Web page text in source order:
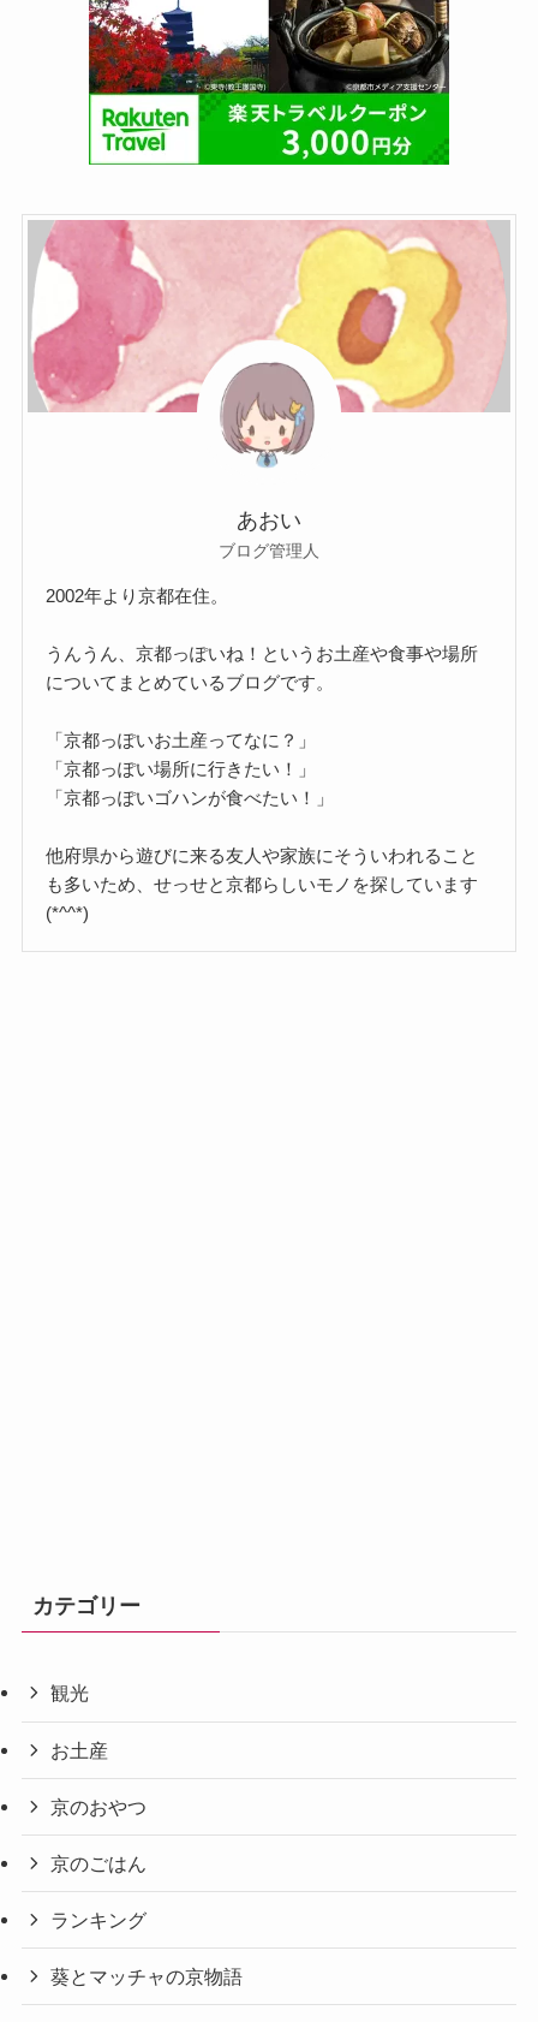
あおい
ブログ管理人
2002年より京都在住。
うんうん、京都っぽいね！というお土産や食事や場所
についてまとめているブログです。
「京都っぽいお土産ってなに？」
「京都っぽい場所に行きたい！」
「京都っぽいゴハンが食べたい！」
他府県から遊びに来る友人や家族にそういわれること
も多いため、せっせと京都らしいモノを探しています
(*^^*)
カテゴリー
観光
お土産
京のおやつ
京のごはん
ランキング
葵とマッチャの京物語